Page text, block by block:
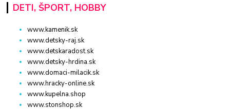
DETI, ŠPORT, HOBBY
www.kamenik.sk
www.detsky-raj.sk
www.detskaradost.sk
www.detsky-hrdina.sk
www.domaci-milacik.sk
www.hracky-online.sk
www.kupelna.shop
www.stonshop.sk